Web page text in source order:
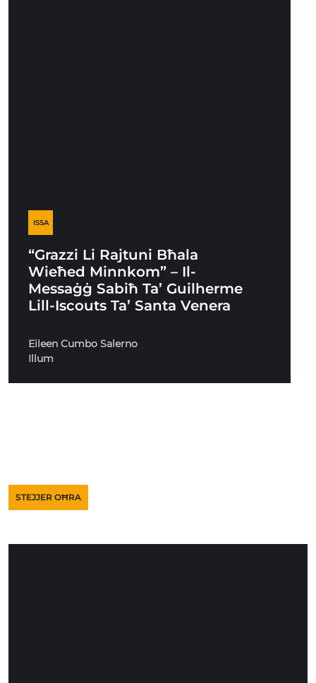
ISSA
“Grazzi Li Rajtuni Bħala
Wieħed Minnkom” – Il-
Messaġġ Sabiħ Ta’ Guilherme
Lill-Iscouts Ta’ Santa Venera
Eileen Cumbo Salerno
Illum
STEJJER OĦRA